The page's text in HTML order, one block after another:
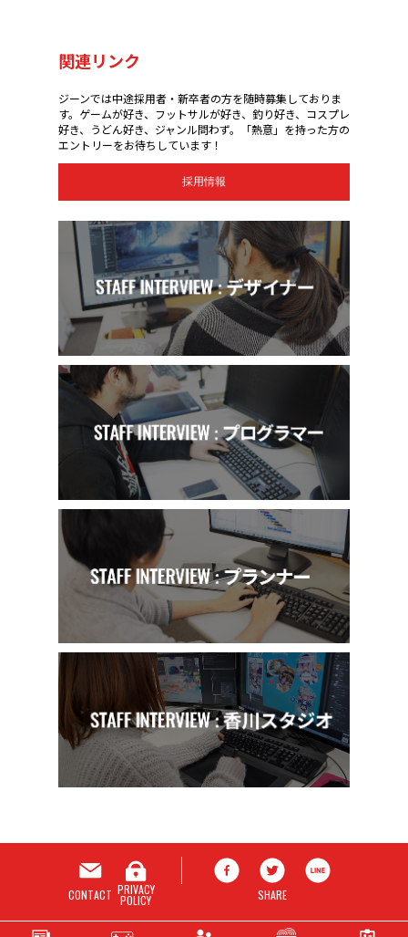
関連リンク
ジーンでは中途採用者・新卒者の方を随時募集しておりま
す。ゲームが好き、フットサルが好き、釣り好き、コスプレ
好き、うどん好き、ジャンル問わず。「熱意」を持った方の
エントリーをお待ちしています！
採用情報
CONTACT PRIVACY
POLICY SHARE